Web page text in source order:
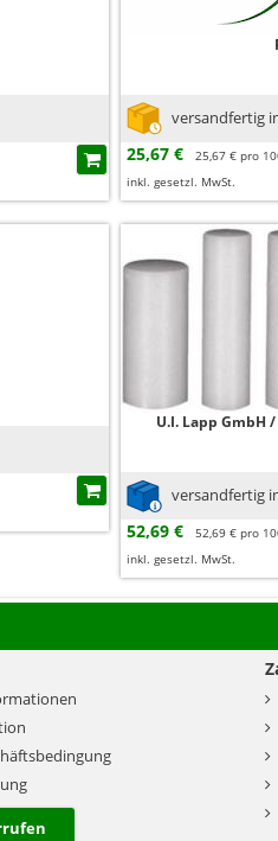
versandfertig
25,67 €
25,67 € pro
inkl. gesetzl. MwSt.
U.I. Lapp GmbH
versandfertig
52,69 €
52,69 € pro
inkl. gesetzl. MwSt.